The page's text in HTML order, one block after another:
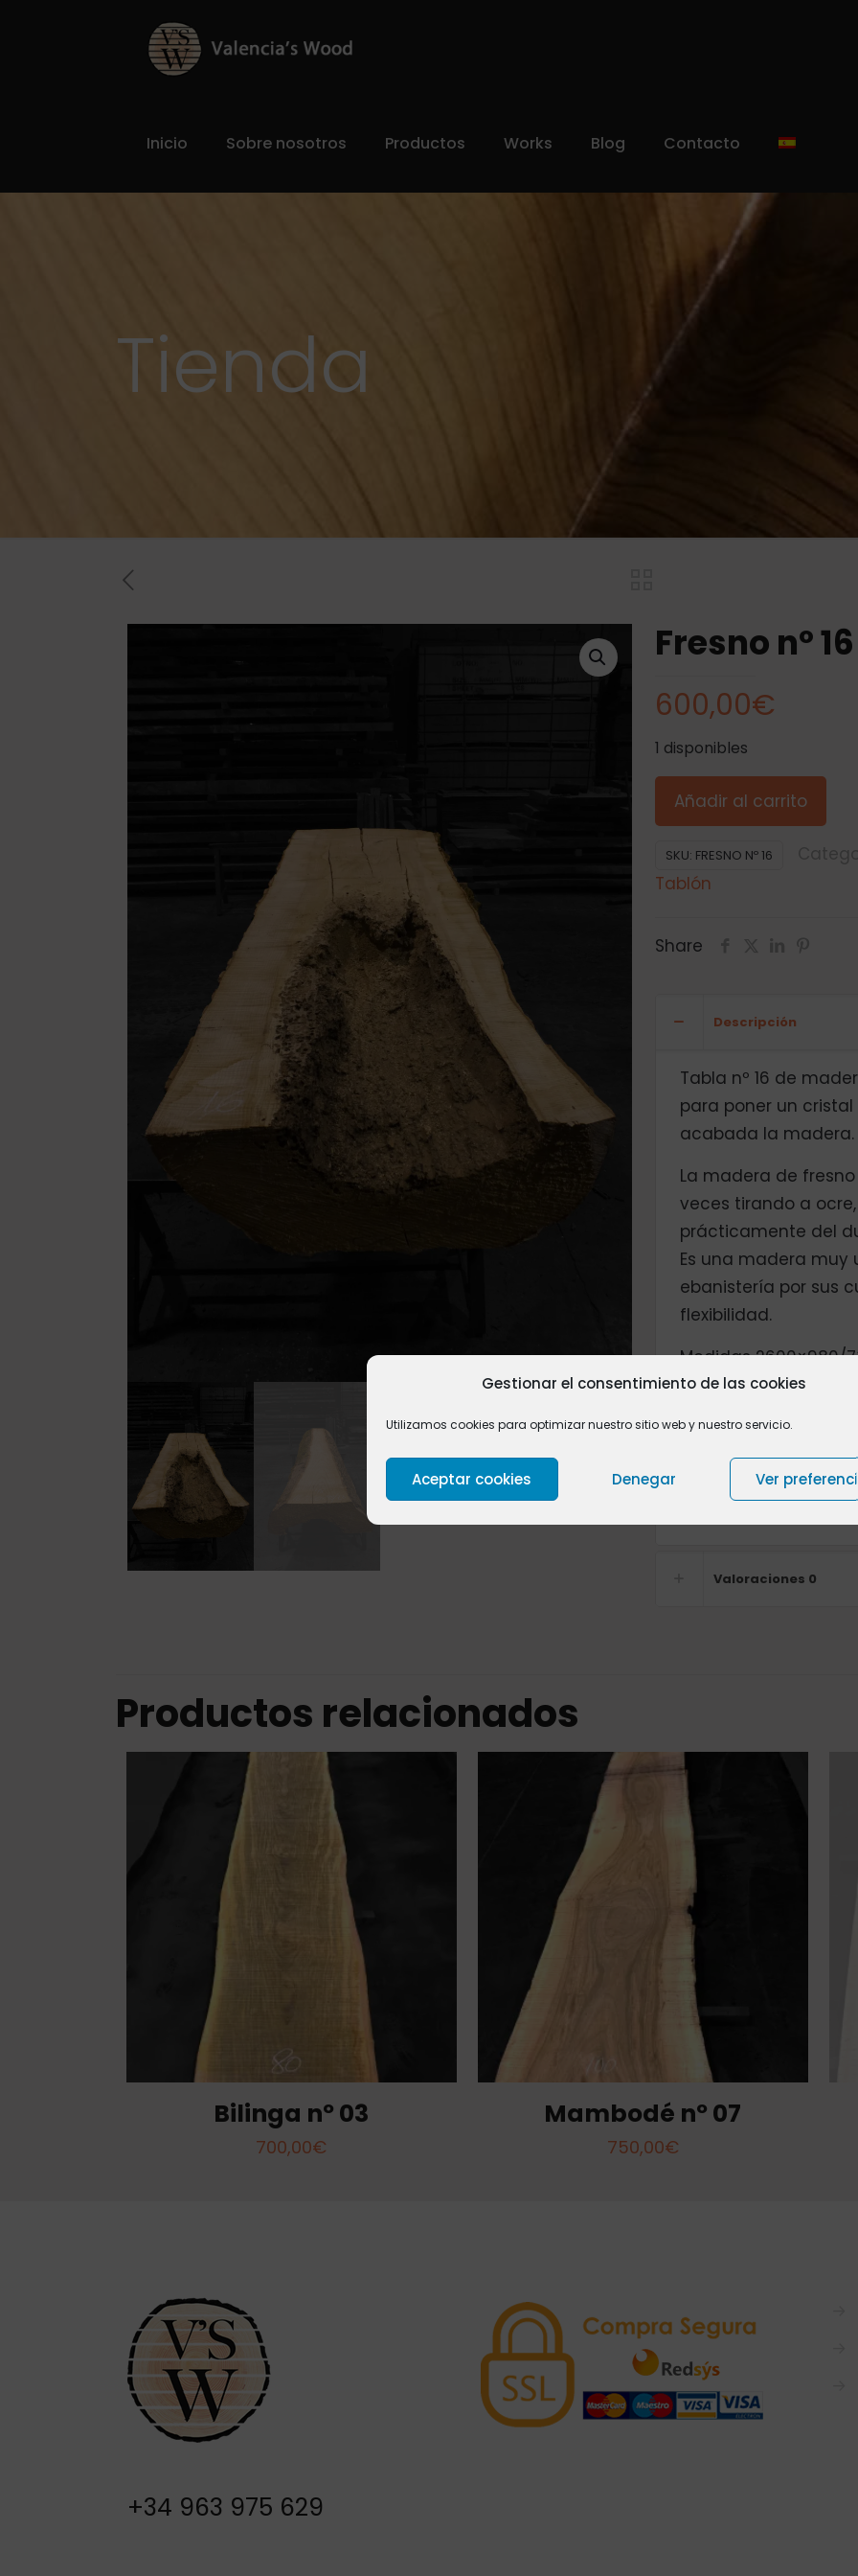
Gestionar el consentimiento de las cookies
Utilizamos cookies para optimizar nuestro sitio web y nuestro servicio.
Aceptar cookies Denegar Ver
Inicio Sobre nosotros Productos Works Blog Contacto
Tienda
Fresno nº
600,00€
1 disponibles
Añadir al carrito
SKU: FRESNO Nº 16
Tablón
Share
Descripción
Tabla nº 16 de
para poner un
acabada la madera.
La madera de
veces tirando a
prácticamente del
Es una madera
ebanistería por sus
flexibilidad.
Medidas 2600×980/
Precio de la
acabada,
Podemos cortar el
necesidades,
Valoraciones 0
Productos relacionados
Bilinga nº 03
700,00€
Mambodé nº 07
750,00€
+34 963 975 629